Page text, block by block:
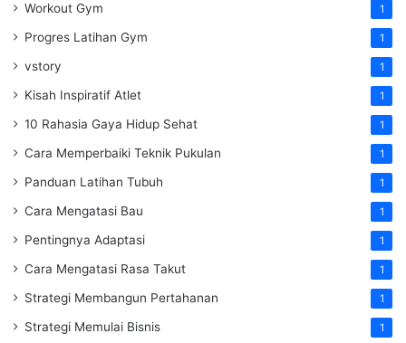
Workout Gym 1
Progres Latihan Gym 1
vstory 1
Kisah Inspiratif Atlet 1
10 Rahasia Gaya Hidup Sehat 1
Cara Memperbaiki Teknik Pukulan 1
Panduan Latihan Tubuh 1
Cara Mengatasi Bau 1
Pentingnya Adaptasi 1
Cara Mengatasi Rasa Takut 1
Strategi Membangun Pertahanan 1
Strategi Memulai Bisnis 1